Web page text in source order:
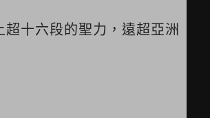
十六段的聖力，遠超亞洲